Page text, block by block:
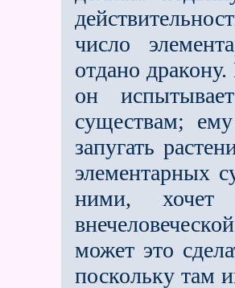
число
отдано
он
существам;
запугать
элементарных
ними,
может это
поскольку там